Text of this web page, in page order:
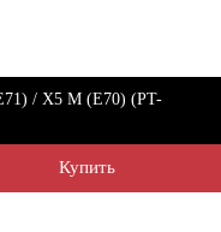
Купить
/ X5 M (E70) (PT-